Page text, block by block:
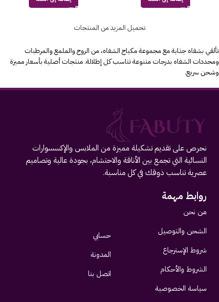
تحميل المزيد من المنتجات
تألقي بشفاه جذابة مع مجموعة مكياج الشفاه، من الروج والملمع والمرطبات
ومحددات الشفاه بدرجات متنوعة تناسب كل إطلالة. منتجات أصلية بأسعار مميزة
وشحن سريع.
نحرص على تقديم تشكيلة مميزة من الملابس والإكسسوارات
النسائية التي تجمع بين الأناقة والاحتشام، بجودة عالية وتصاميم
عصرية تناسب ذوقك في كل مناسبة.
روابط مهمة
من نحن
الشحن والتوصيل
شروط الإسترجاع
الشروط والأحكام
سياسة الخصوصية
حسابي
المدونة
اتصل بنا